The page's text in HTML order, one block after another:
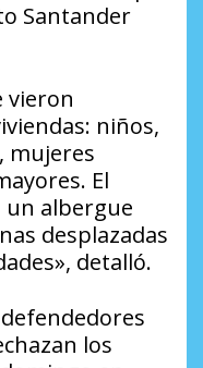
Santander
vieron
niños,
mujeres
El
un albergue
desplazadas
detalló.
los